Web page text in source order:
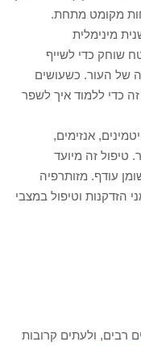
מקומט מתחת.
מינימלית
שוחק כדי לשייף
של העור. כשעושים
כדי ללמוד איך לשפר
אנזימים,
טיפול זה מיועד
עודף. מזותרפיה
הזדקנות וטיפול במצבי
רבים, ולעתים קרובות